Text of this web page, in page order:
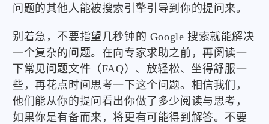
问题的其他人能被搜索引擎引导到你的提问来。
别着急，不要指望几秒钟的 Google 搜索就能解决
一个复杂的问题。在向专家求助之前，再阅读一
下常见问题文件（FAQ）、放轻松、坐得舒服一
些，再花点时间思考一下这个问题。相信我们，
他们能从你的提问看出你做了多少阅读与思考，
如果你是有备而来，将更有可能得到解答。不要